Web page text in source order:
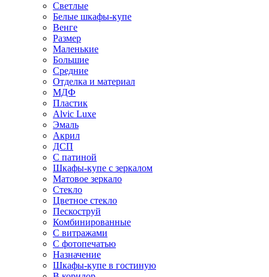
Светлые
Белые шкафы-купе
Венге
Размер
Маленькие
Большие
Средние
Отделка и материал
МДФ
Пластик
Alvic Luxe
Эмаль
Акрил
ДСП
С патиной
Шкафы-купе с зеркалом
Матовое зеркало
Стекло
Цветное стекло
Пескоструй
Комбинированные
С витражами
С фотопечатью
Назначение
Шкафы-купе в гостиную